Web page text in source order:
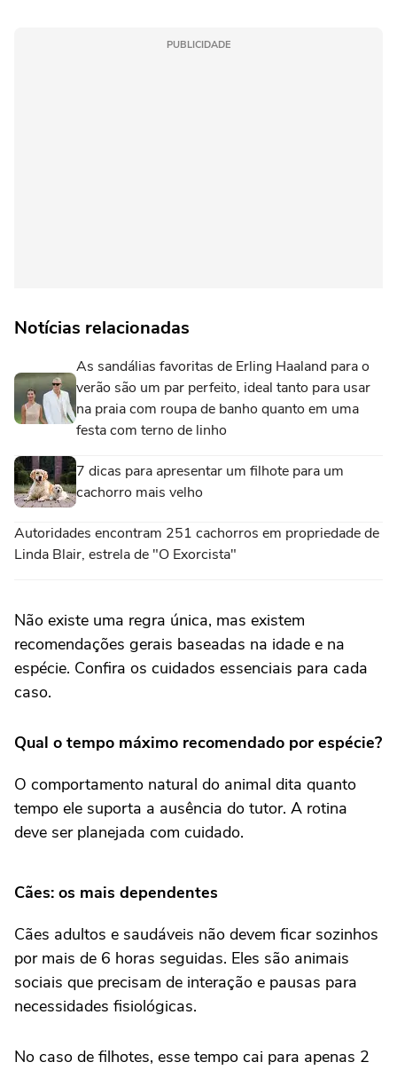
PUBLICIDADE
Notícias relacionadas
As sandálias favoritas de Erling Haaland para o
verão são um par perfeito, ideal tanto para usar
na praia com roupa de banho quanto em uma
festa com terno de linho
7 dicas para apresentar um filhote para um
cachorro mais velho
Autoridades encontram 251 cachorros em propriedade de
Linda Blair, estrela de "O Exorcista"
Não existe uma regra única, mas existem
recomendações gerais baseadas na idade e na
espécie. Confira os cuidados essenciais para cada
caso.
Qual o tempo máximo recomendado por espécie?
O comportamento natural do animal dita quanto
tempo ele suporta a ausência do tutor. A rotina
deve ser planejada com cuidado.
Cães: os mais dependentes
Cães adultos e saudáveis não devem ficar sozinhos
por mais de 6 horas seguidas. Eles são animais
sociais que precisam de interação e pausas para
necessidades fisiológicas.
No caso de filhotes, esse tempo cai para apenas 2